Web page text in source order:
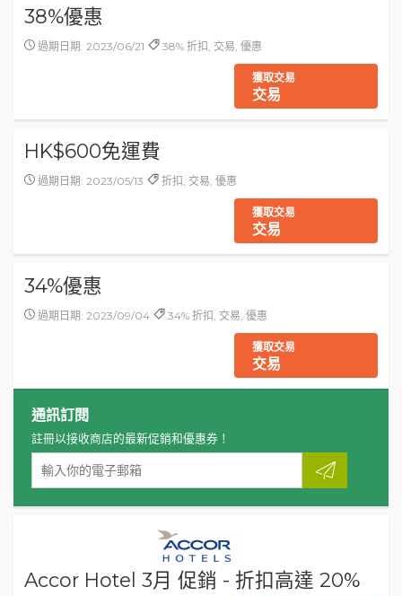
38%優惠
過期日期: 2023/06/21 38% 折扣, 交易, 優惠
獲取交易
交易
HK$600免運費
過期日期: 2023/05/13 折扣, 交易, 優惠
獲取交易
交易
34%優惠
過期日期: 2023/09/04 34% 折扣, 交易, 優惠
獲取交易
交易
通訊訂閱
註冊以接收商店的最新促銷和優惠券！
Accor Hotel 3月 促銷 - 折扣高達 20%